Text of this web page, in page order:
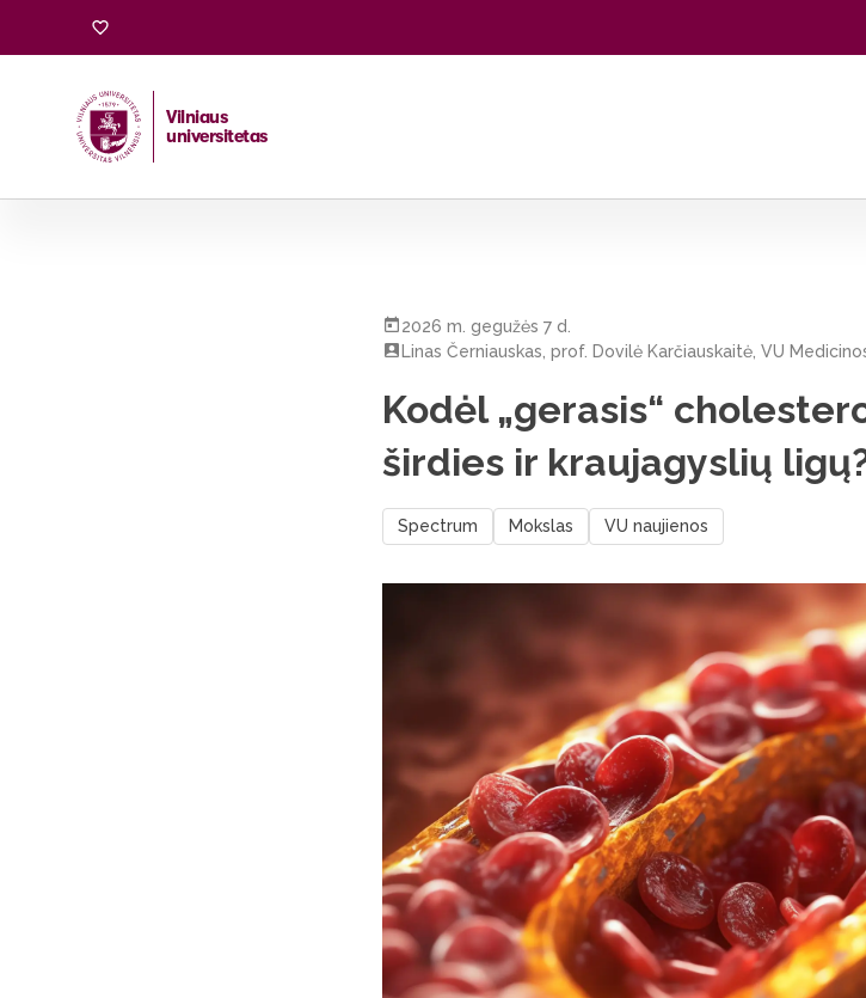
Vilniaus
universitetas
2026 m. gegužės 7 d.
Linas Černiauskas, prof. Dovilė Karčiauskaitė, VU
Kodėl „gerasis“
širdies ir kraujagyslių
Spectrum Mokslas VU naujienos